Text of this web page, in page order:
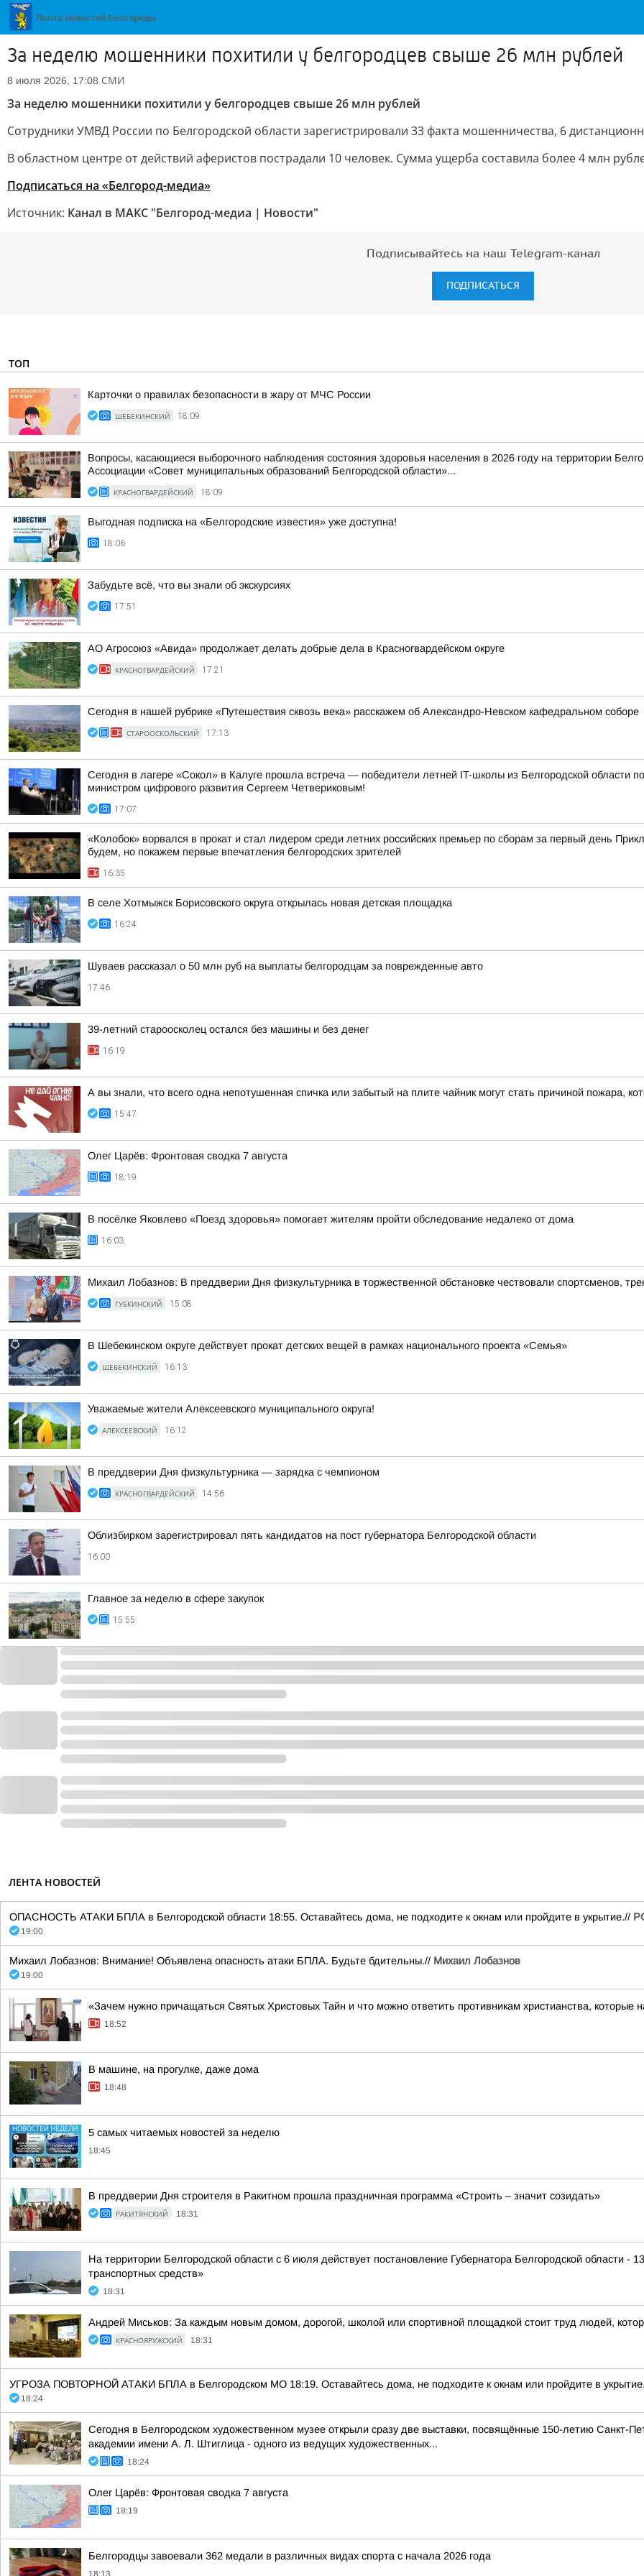
За неделю мошенники похитили у белгородцев свыше 26 млн рублей
8 июля 2026, 17:08 СМИ
За неделю мошенники похитили у белгородцев свыше 26 млн рублей
Сотрудники УМВД России по Белгородской области зарегистрировали 33 факта мошенничества, 6
В областном центре от действий аферистов пострадали 10 человек. Сумма ущерба составила более 4 млн
Подписаться на «Белгород-медиа»
Источник: Канал в МАКС "Белгород-медиа | Новости"
Подписывайтесь на наш Telegram-канал
ПОДПИСАТЬСЯ
ТОП
Карточки о правилах безопасности в жару от МЧС России
ШЕБЕКИНСКИЙ 18:09
Вопросы, касающиеся выборочного наблюдения состояния здоровья населения в 2026 году на территории
Ассоциации «Совет муниципальных образований Белгородской области»...
КРАСНОГВАРДЕЙСКИЙ 18:09
Выгодная подписка на «Белгородские известия» уже доступна!
18:06
Забудьте всё, что вы знали об экскурсиях
17:51
АО Агросоюз «Авида» продолжает делать добрые дела в Красногвардейском округе
КРАСНОГВАРДЕЙСКИЙ 17:21
Сегодня в нашей рубрике «Путешествия сквозь века» расскажем об Александро-Невском кафедральном соборе
СТАРООСКОЛЬСКИЙ 17:13
Сегодня в лагере «Сокол» в Калуге прошла встреча — победители летней IT-школы из Белгородской области
министром цифрового развития Сергеем Четвериковым!
17:07
«Колобок» ворвался в прокат и стал лидером среди летних российских премьер по сборам за первый день
будем, но покажем первые впечатления белгородских зрителей
16:35
В селе Хотмыжск Борисовского округа открылась новая детская площадка
16:24
Шуваев рассказал о 50 млн руб на выплаты белгородцам за поврежденные авто
17:46
39-летний староосколец остался без машины и без денег
16:19
А вы знали, что всего одна непотушенная спичка или забытый на плите чайник могут стать причиной пожара,
15:47
Олег Царёв: Фронтовая сводка 7 августа
18:19
В посёлке Яковлево «Поезд здоровья» помогает жителям пройти обследование недалеко от дома
16:03
Михаил Лобазнов: В преддверии Дня физкультурника в торжественной обстановке чествовали спортсменов,
ГУБКИНСКИЙ 15:08
В Шебекинском округе действует прокат детских вещей в рамках национального проекта «Семья»
ШЕБЕКИНСКИЙ 16:13
Уважаемые жители Алексеевского муниципального округа!
АЛЕКСЕЕВСКИЙ 16:12
В преддверии Дня физкультурника — зарядка с чемпионом
КРАСНОГВАРДЕЙСКИЙ 14:56
Облизбирком зарегистрировал пять кандидатов на пост губернатора Белгородской области
16:00
Главное за неделю в сфере закупок
15:55
ЛЕНТА НОВОСТЕЙ
ОПАСНОСТЬ АТАКИ БПЛА в Белгородской области 18:55. Оставайтесь дома, не подходите к окнам или пройдите в укрытие.//
19:00
Михаил Лобазнов: Внимание! Объявлена опасность атаки БПЛА. Будьте бдительны.// Михаил Лобазнов
19:00
«Зачем нужно причащаться Святых Христовых Тайн и что можно ответить противникам христианства, которые
18:52
В машине, на прогулке, даже дома
18:48
5 самых читаемых новостей за неделю
18:45
В преддверии Дня строителя в Ракитном прошла праздничная программа «Строить – значит созидать»
РАКИТЯНСКИЙ 18:31
На территории Белгородской области с 6 июля действует постановление Губернатора Белгородской области
транспортных средств»
18:31
Андрей Миськов: За каждым новым домом, дорогой, школой или спортивной площадкой стоит труд людей,
КРАСНОЯРУЖСКИЙ 18:31
УГРОЗА ПОВТОРНОЙ АТАКИ БПЛА в Белгородском МО 18:19. Оставайтесь дома, не подходите к окнам или пройдите в
18:24
Сегодня в Белгородском художественном музее открыли сразу две выставки, посвящённые 150-летию Санкт-
академии имени А. Л. Штиглица - одного из ведущих художественных...
18:24
Олег Царёв: Фронтовая сводка 7 августа
18:19
Белгородцы завоевали 362 медали в различных видах спорта с начала 2026 года
18:13